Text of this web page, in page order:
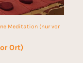
Ort)
Meditation (nur vor